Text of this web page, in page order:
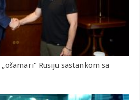
Rusiju sastankom sa